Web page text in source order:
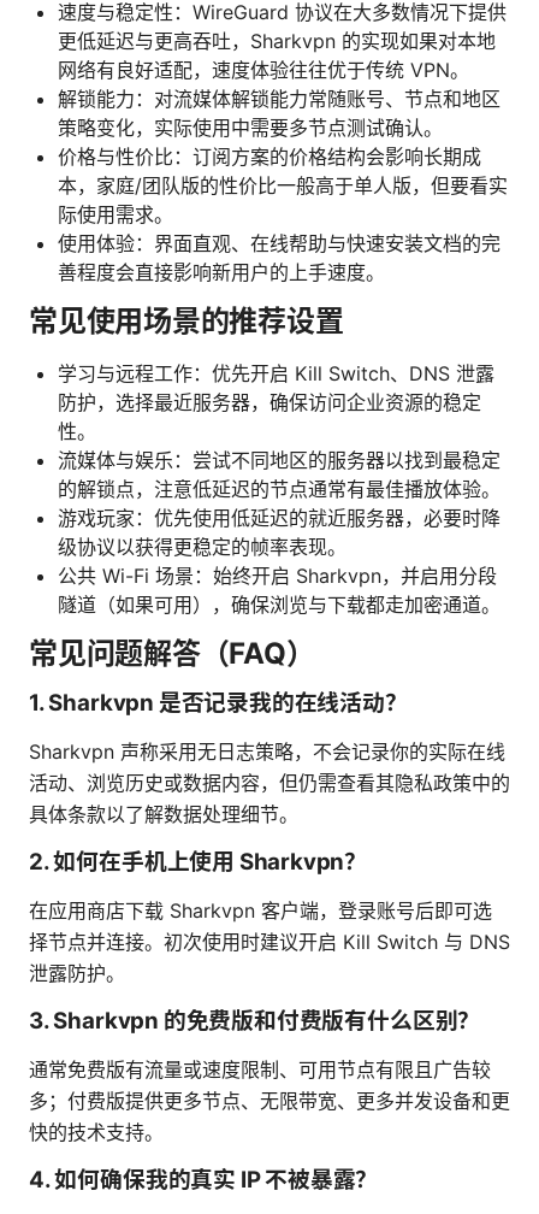
速度与稳定性：WireGuard 协议在大多数情况下提供
更低延迟与更高吞吐，Sharkvpn 的实现如果对本地
网络有良好适配，速度体验往往优于传统 VPN。
解锁能力：对流媒体解锁能力常随账号、节点和地区
策略变化，实际使用中需要多节点测试确认。
价格与性价比：订阅方案的价格结构会影响长期成
本，家庭/团队版的性价比一般高于单人版，但要看实
际使用需求。
使用体验：界面直观、在线帮助与快速安装文档的完
善程度会直接影响新用户的上手速度。
常见使用场景的推荐设置
学习与远程工作：优先开启 Kill Switch、DNS 泄露
防护，选择最近服务器，确保访问企业资源的稳定
性。
流媒体与娱乐：尝试不同地区的服务器以找到最稳定
的解锁点，注意低延迟的节点通常有最佳播放体验。
游戏玩家：优先使用低延迟的就近服务器，必要时降
级协议以获得更稳定的帧率表现。
公共 Wi-Fi 场景：始终开启 Sharkvpn，并启用分段
隧道（如果可用），确保浏览与下载都走加密通道。
常见问题解答（FAQ）
1. Sharkvpn 是否记录我的在线活动？
Sharkvpn 声称采用无日志策略，不会记录你的实际在线
活动、浏览历史或数据内容，但仍需查看其隐私政策中的
具体条款以了解数据处理细节。
2. 如何在手机上使用 Sharkvpn？
在应用商店下载 Sharkvpn 客户端，登录账号后即可选
择节点并连接。初次使用时建议开启 Kill Switch 与 DNS
泄露防护。
3. Sharkvpn 的免费版和付费版有什么区别？
通常免费版有流量或速度限制、可用节点有限且广告较
多；付费版提供更多节点、无限带宽、更多并发设备和更
快的技术支持。
4. 如何确保我的真实 IP 不被暴露？